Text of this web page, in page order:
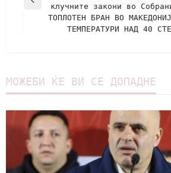
клучните закони во
ТОПЛОТЕН БРАН ВО
ТЕМПЕРАТУРИ НАД 40
МОЖЕБИ ЌЕ ВИ СЕ ДОПАДНЕ